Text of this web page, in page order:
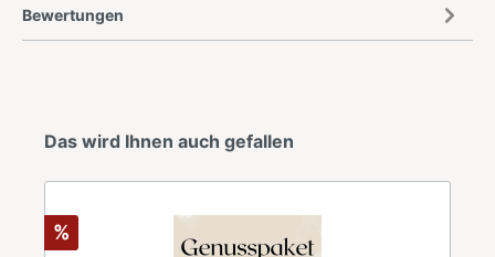
Bewertungen
Das wird Ihnen auch gefallen
%